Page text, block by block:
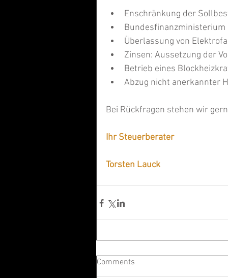
Enschränkung der
Bundesfinanzministerium
Überlassung von
Zinsen: Aussetzung der
Betrieb eines
Abzug nicht anerkannter
Bei Rückfragen stehen wir
Ihr Steuerberater
Torsten Lauck
Comments